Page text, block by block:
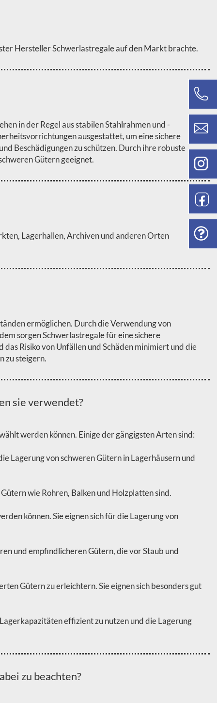
Hersteller Schwerlastregale auf den Markt brachte.
in der Regel aus stabilen Stahlrahmen und -
ausgestattet, um eine sichere
Beschädigungen zu schützen. Durch ihre robuste
Gütern geeignet.
Lagerhallen, Archiven und anderen Orten
ermöglichen. Durch die Verwendung von
sorgen Schwerlastregale für eine sichere
Risiko von Unfällen und Schäden minimiert und die
zu steigern.
sie verwendet?
werden können. Einige der gängigsten Arten sind:
Lagerung von schweren Gütern in Lagerhäusern und
wie Rohren, Balken und Holzplatten sind.
können. Sie eignen sich für die Lagerung von
und empfindlicheren Gütern, die vor Staub und
Gütern zu erleichtern. Sie eignen sich besonders gut
effizient zu nutzen und die Lagerung
zu beachten?